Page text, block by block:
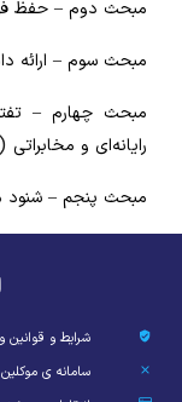
مبحث دوم – حفظ
مبحث سوم – ارائه
مبحث چهارم –
رایانه‌ای و مخابراتی (1)
مبحث پنجم – شنود
شرایط و
سامانه ی موکلین